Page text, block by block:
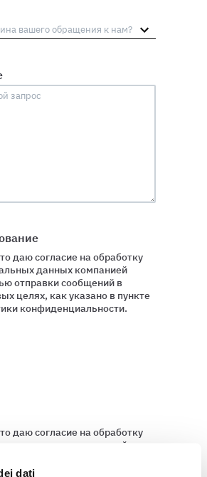
dati
даю согласие на обработку
данных компанией
отправки сообщений в
целях, как указано в пункте
конфиденциальности.
даю согласие на обработку
данных компанией
E) и F) Политики